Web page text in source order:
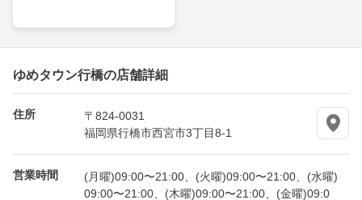
ゆめタウン行橋の店舗詳細
住所
〒824-0031
福岡県行橋市西宮市3丁目8-1
営業時間
(月曜)09:00〜21:00、(火曜)09:00〜21:00、(水曜)
09:00〜21:00、(木曜)09:00〜21:00、(金曜)09:0